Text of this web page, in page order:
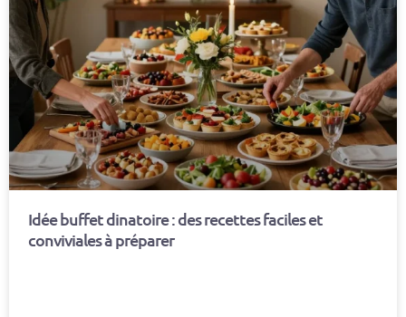
Idée buffet dinatoire : des recettes faciles et
conviviales à préparer